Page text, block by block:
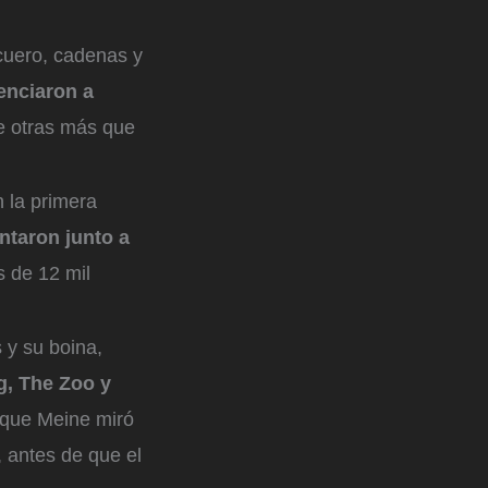
cadenas y
a
otras más que
la primera
junto a
de 12 mil
y su boina,
The Zoo y
Meine miró
antes de que el